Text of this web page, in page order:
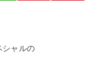
シャルの